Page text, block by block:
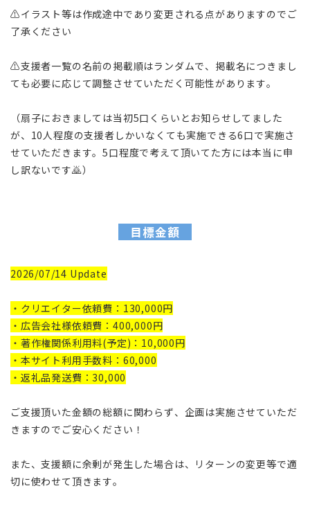
⚠️イラスト等は作成途中であり変更される点がありますのでご
了承ください
⚠️支援者一覧の名前の掲載順はランダムで、掲載名につきまし
ても必要に応じて調整させていただく可能性があります。
（扇子におきましては当初5口くらいとお知らせしてました
が、10人程度の支援者しかいなくても実施できる6口で実施さ
せていただきます。5口程度で考えて頂いてた方には本当に申
し訳ないです🙇）
目標金額
2026/07/14 Update
・クリエイター依頼費：130,000円
・広告会社様依頼費：400,000円
・著作権関係利用料(予定)：10,000円
・本サイト利用手数料：60,000
・返礼品発送費：30,000
ご支援頂いた金額の総額に関わらず、企画は実施させていただ
きますのでご安心ください！
また、支援額に余剰が発生した場合は、リターンの変更等で適
切に使わせて頂きます。